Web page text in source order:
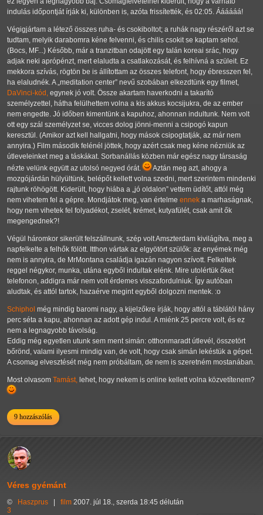
indulás időpontját írják ki, különben is, azóta frissítették, és 02:05. Áááááá!
Végigjártam a létező összes ruha- és csokiboltot; a ruhák nagy részéről azt se
tudtam, melyik darabomra kéne felvenni, és chilis csokit se kaptam sehol.
(Bocs, MF...) Később, már a tranzitban odajött egy talán koreai srác, hogy
adjak neki aprópénzt, mert elaludta a csatlakozását, és felhívná a szüleit. Ez
mekkora szívás, rögtön be is állítottam az összes telefont, hogy ébresszen fel,
ha elaludnék. A meditation center nevű szobában elkezdtünk egy filmet,
DaVinci-kód, egynek jó volt. Össze akartam haverkodni a takarító
személyzettel, hátha felülhettem volna a kis akkus kocsijukra, de az ember
nem engedte. Jó időben kimentünk a kapuhoz, ahonnan indultunk. Nem volt
ott egy szál személyzet se, vicces dolog jönni-menni a csipogó kapun
keresztül. (Amikor azt kell hallgatni, hogy mások csipogtatják, az már nem
annyira.) Film második felénél jöttek, hogy azért csak meg kéne nézniük az
útleveleinket meg a táskákat. Sorbanállás közben már egész nagy társaság
nézte velünk együtt az utolsó negyed órát.
Aztán meg azt, ahogy a
mozgójárdán hülyültünk, belépőt kellett volna szedni, mert szerintem mindenki
rajtunk röhögött. Kiderült, hogy hiába a jó oldalon vettem üdítőt, attól még
nem vihetem fel a gépre. Mondjátok meg, van értelme ennek a marhaságnak,
hogy nem vihetek fel folyadékot, zselét, krémet, kutyafülét, csak amit ők
megengednek?!
Végül háromkor sikerült felszállnunk, szép volt Amszterdam kivilágítva, meg a
napfelkelte a felhők fölött. Itthon vártak az elgyötört szülők: az enyémek még
nem is annyira, de MrMontana családja igazán nagyon szívott. Felkeltek
reggel négykor, munka, utána egyből indultak elénk. Mire utolértük őket
telefonon, addigra már nem volt érdemes visszafordulniuk. Így autóban
aludtak, és attól tartok, hazaérve megint egyből dolgozni mentek. :o
Schiphol még mindig baromi nagy, a kijelzőkre írják, hogy attól a táblától hány
perc séta a kapu, ahonnan az adott gép indul. A miénk 25 percre volt, és ez
nem a legnagyobb távolság.
Eddig még egyetlen utunk sem ment simán: otthonmaradt útlevél, összetört
bőrönd, valami ilyesmi mindig van, de volt, hogy csak simán lekéstük a gépet.
A csomag elvesztését még nem próbáltam, de nem is szeretném mostanában.
Most olvasom Tamást, lehet, hogy nekem is online kellett volna közvetítenem?
9 hozzászólás
Véres gyémánt
© Haszprus | film 2007. júl 18., szerda 18:45 délután
3